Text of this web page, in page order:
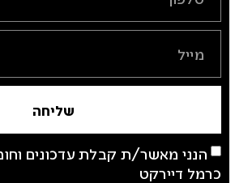
הנני מאשר/ת קבלת עדכונים
כרמל דיירקט
שליחה